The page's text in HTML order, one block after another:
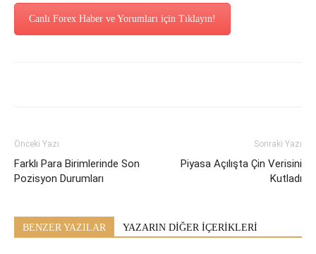
Canlı Forex Haber ve Yorumları için Tıklayın!
Önceki Yazı
Farklı Para Birimlerinde Son
Pozisyon Durumları
Sonraki Yazı
Piyasa Açılışta Çin Verisini
Kutladı
BENZER YAZILAR YAZARIN DİĞER İÇERİKLERİ